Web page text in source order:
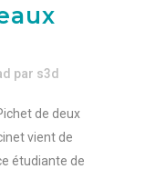
par s3d
de deux
vient de
étudiante de